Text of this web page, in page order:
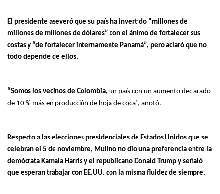
El presidente aseveró que su país ha invertido “millones de
millones de millones de dólares” con el ánimo de fortalecer sus
costas y “de fortalecer internamente Panamá”, pero aclaró que no
todo depende de ellos.
“Somos los vecinos de Colombia, un país con un aumento declarado
de 10 % más en producción de hoja de coca”, anotó.
Respecto a las elecciones presidenciales de Estados Unidos que se
celebran el 5 de noviembre, Mulino no dio una preferencia entre la
demócrata Kamala Harris y el republicano Donald Trump y señaló
que esperan trabajar con EE.UU. con la misma fluidez de siempre.